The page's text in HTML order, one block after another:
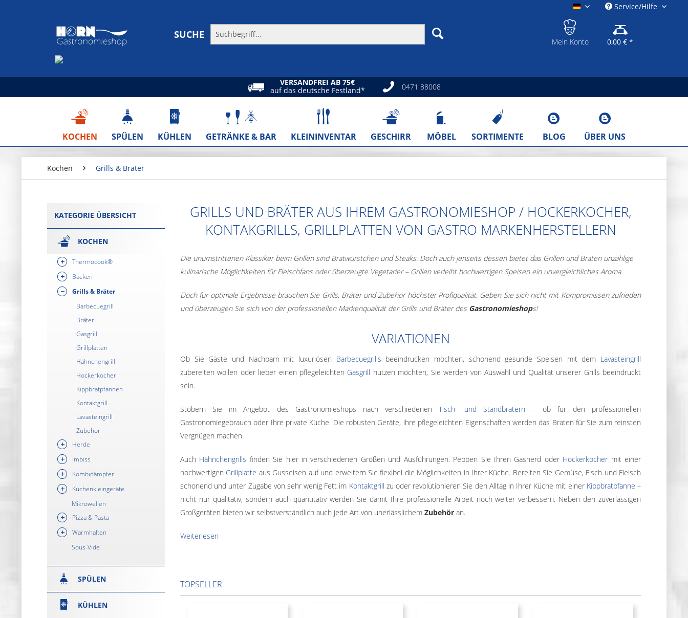
gastronomieshop.eu
Service/Hilfe
SUCHE
Mein Konto 0,00 € *
VERSANDFREI AB 75€
auf das deutsche Festland*
0471 88008
KOCHEN SPÜLEN KÜHLEN GETRÄNKE & BAR KLEININVENTAR GESCHIRR MÖBEL SORTIMENTE BLOG ÜBER UNS
Kochen Grills & Bräter
KATEGORIE ÜBERSICHT
KOCHEN
Thermocook®
Backen
Grills & Bräter
Barbecuegrill
Bräter
Gasgrill
Grillplatten
Hähnchengrill
Hockerkocher
Kippbratpfannen
Kontaktgrill
Lavasteingrill
Zubehör
Herde
Imbiss
Kombidämpfer
Küchenkleingeräte
Mikrowellen
Pizza & Pasta
Warmhalten
Sous-Vide
SPÜLEN
KÜHLEN
GRILLS UND BRÄTER AUS IHREM GASTRONOMIESHOP / HOCKERKOCHER,
KONTAKGRILLS, GRILLPLATTEN VON GASTRO MARKENHERSTELLERN
Die unumstrittenen Klassiker beim Grillen sind Bratwürstchen und Steaks. Doch auch jenseits dessen bietet das Grillen und Braten unzählige
kulinarische Möglichkeiten für Fleischfans oder überzeugte Vegetarier – Grillen verleiht hochwertigen Speisen ein unvergleichliches Aroma.
Doch für optimale Ergebnisse brauchen Sie Grills, Bräter und Zubehör höchster Profiqualität. Geben Sie sich nicht mit Kompromissen zufrieden
und überzeugen Sie sich von der professionellen Markenqualität der Grills und Bräter des Gastronomieshops!
VARIATIONEN
Ob Sie Gäste und Nachbarn mit luxuriösen Barbecuegrills beeindrucken möchten, schonend gesunde Speisen mit dem Lavasteingrill
zubereiten wollen oder lieber einen pflegeleichten Gasgrill nutzen möchten, Sie werden von Auswahl und Qualität unserer Grills beeindruckt
sein.
Stöbern Sie im Angebot des Gastronomieshops nach verschiedenenTisch- und Standbrätern – ob für den professionellen
Gastronomiegebrauch oder Ihre private Küche. Die robusten Geräte, ihre pflegeleichten Eigenschaften werden das Braten für Sie zum reinsten
Vergnügen machen.
Auch Hähnchengrills finden Sie hier in verschiedenen Größen und Ausführungen. Peppen Sie Ihren Gasherd oder Hockerkocher mit einer
hochwertigen Grillplatte aus Gusseisen auf und erweitern Sie flexibel die Möglichkeiten in Ihrer Küche. Bereiten Sie Gemüse, Fisch und Fleisch
schonend und unter Zugabe von sehr wenig Fett im Kontaktgrill zu oder revolutionieren Sie den Alltag in Ihrer Küche mit einer Kippbratpfanne –
nicht nur qualitativ, sondern auch quantitativ werden Sie damit Ihre professionelle Arbeit noch weiter verbessern. Neben den zuverlässigen
Großgeräten bieten wir selbstverständlich auch jede Art von unerlässlichem Zubehör an.
Weiterlesen
TOPSELLER